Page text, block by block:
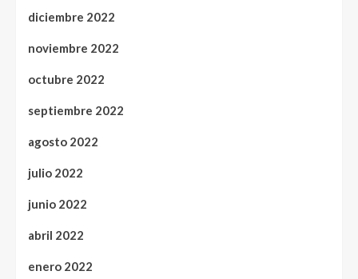
diciembre 2022
noviembre 2022
octubre 2022
septiembre 2022
agosto 2022
julio 2022
junio 2022
abril 2022
enero 2022